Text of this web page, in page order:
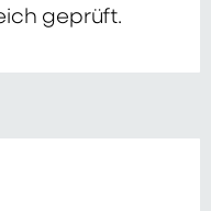
geprüft.